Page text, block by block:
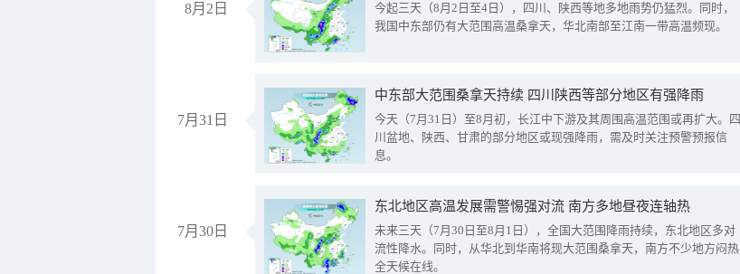
8月2日
今起三天（8月2日至4日），四川、陕西等地多地雨势仍猛烈。同时，
我国中东部仍有大范围高温桑拿天，华北南部至江南一带高温频现。
7月31日
中东部大范围桑拿天持续 四川陕西等部分地区有强降雨
今天（7月31日）至8月初，长江中下游及其周围高温范围或再扩大。四
川盆地、陕西、甘肃的部分地区或现强降雨，需及时关注预警预报信
息。
7月30日
东北地区高温发展需警惕强对流 南方多地昼夜连轴热
未来三天（7月30日至8月1日），全国大范围降雨持续，东北地区多对
流性降水。同时，从华北到华南将现大范围桑拿天，南方不少地方闷热
全天候在线。